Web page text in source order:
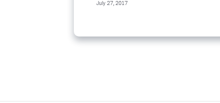
alleine. Wenn sich eine seltene...
July 27, 2017